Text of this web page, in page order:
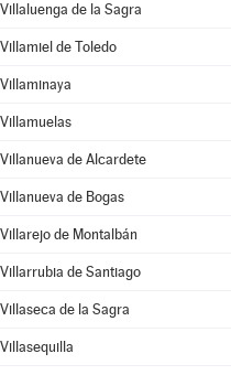
Villaluenga de la Sagra
Villamiel de Toledo
Villaminaya
Villamuelas
Villanueva de Alcardete
Villanueva de Bogas
Villarejo de Montalbán
Villarrubia de Santiago
Villaseca de la Sagra
Villasequilla